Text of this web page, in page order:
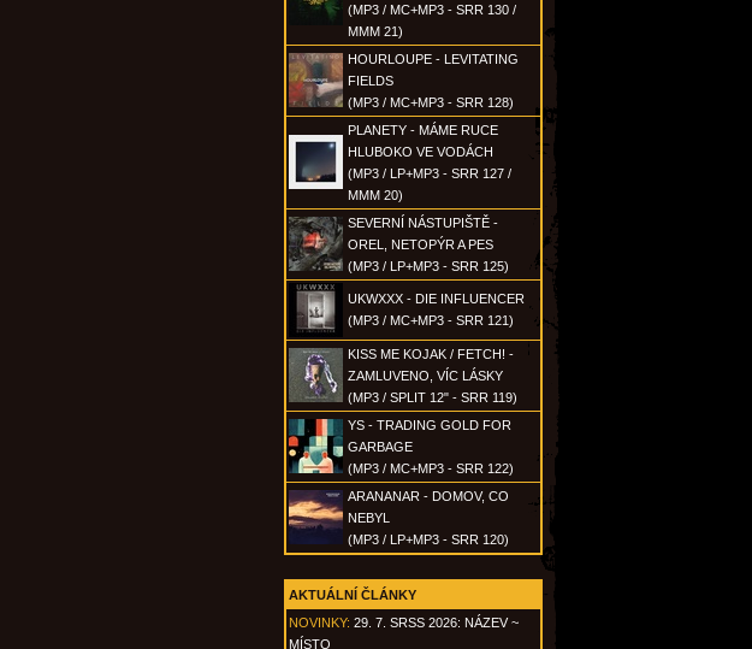
(MP3 / MC+MP3 - SRR 130 /
MMM 21)
HOURLOUPE - LEVITATING
FIELDS
(MP3 / MC+MP3 - SRR 128)
PLANETY - MÁME RUCE
HLUBOKO VE VODÁCH
(MP3 / LP+MP3 - SRR 127 /
MMM 20)
SEVERNÍ NÁSTUPIŠTĚ -
OREL, NETOPÝR A PES
(MP3 / LP+MP3 - SRR 125)
UKWXXX - DIE INFLUENCER
(MP3 / MC+MP3 - SRR 121)
KISS ME KOJAK / FETCH! -
ZAMLUVENO, VÍC LÁSKY
(MP3 / SPLIT 12" - SRR 119)
YS - TRADING GOLD FOR
GARBAGE
(MP3 / MC+MP3 - SRR 122)
ARANANAR - DOMOV, CO
NEBYL
(MP3 / LP+MP3 - SRR 120)
AKTUÁLNÍ ČLÁNKY
NOVINKY: 29. 7. SRSS 2026: NÁZEV ~
MÍSTO